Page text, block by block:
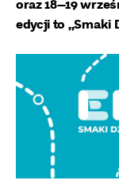
edycji to „Smaki